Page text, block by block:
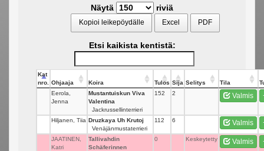
Näytä
riviä
Kopioi leikepöydälle Excel PDF
Etsi kaikista kentistä:
Kat
nro.
Ohjaaja Koira Tulos Sija Selitys Tila
Eerola,
Jenna
Mustantuiskun Viva
Valentina
Jackrussellinterrieri
152 2 Valmis
Hiljanen, Tiia Druzkaya Uh Krutoj
Venäjänmustaterrieri
112 6 Valmis
JAATINEN,
Katri
Tallivahdin
Schäferinnen
0 Keskeytetty Valmis